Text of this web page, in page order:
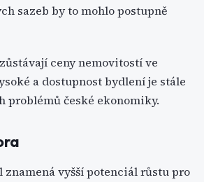
sazeb by to mohlo postupně
ceny nemovitostí ve
a dostupnost bydlení je stále
problémů české ekonomiky.
znamená vyšší potenciál růstu pro